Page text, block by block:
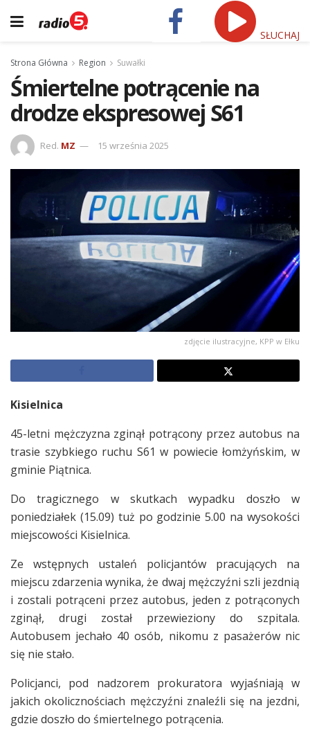
SŁUCHAJ
Strona Główna Region Suwałki
Śmiertelne potrącenie na
drodze ekspresowej S61
Red. MZ 15 września 2025
zdjęcie ilustracyjne, KPP w Ełku
Kisielnica
45-letni mężczyzna zginął potrącony przez autobus na
trasie szybkiego ruchu S61 w powiecie łomżyńskim, w
gminie Piątnica.
Do tragicznego w skutkach wypadku doszło w
poniedziałek (15.09) tuż po godzinie 5.00 na wysokości
miejscowości Kisielnica.
Ze wstępnych ustaleń policjantów pracujących na
miejscu zdarzenia wynika, że dwaj mężczyźni szli jezdnią
i zostali potrąceni przez autobus, jeden z potrąconych
zginął, drugi został przewieziony do szpitala.
Autobusem jechało 40 osób, nikomu z pasażerów nic
się nie stało.
Policjanci, pod nadzorem prokuratora wyjaśniają w
jakich okolicznościach mężczyźni znaleźli się na jezdni,
gdzie doszło do śmiertelnego potrącenia.